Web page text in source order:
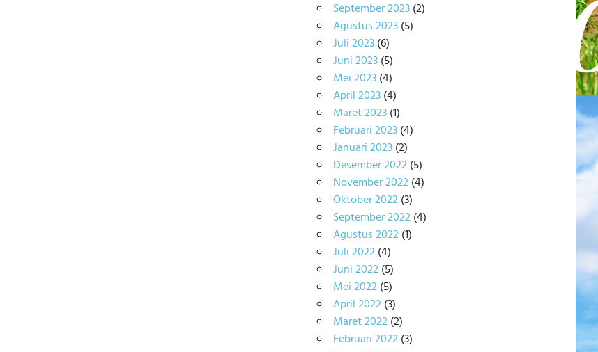
September 2023(2)
Agustus 2023(5)
Juli 2023(6)
Juni 2023(5)
Mei 2023(4)
April 2023(4)
Maret 2023(1)
Februari 2023(4)
Januari 2023(2)
Desember 2022(5)
November 2022(4)
Oktober 2022(3)
September 2022(4)
Agustus 2022(1)
Juli 2022(4)
Juni 2022(5)
Mei 2022(5)
April 2022(3)
Maret 2022(2)
Februari 2022(3)